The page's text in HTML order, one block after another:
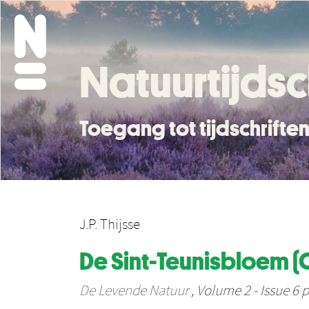
Toegang tot
J.P. Thijsse
De Sint-Teunisbloem
De Levende Natuur, Volume 2 - Issue 6